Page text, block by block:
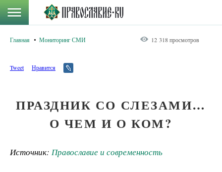
Главная Мониторинг СМИ 12 318 просмотров
Tweet Нравится
ПРАЗДНИК СО СЛЕЗАМИ…
О ЧЕМ И О КОМ?
Источник: Православие и современность